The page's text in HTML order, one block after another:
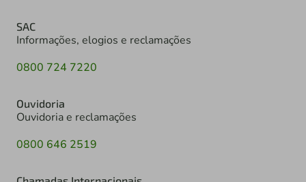
SAC
Informações, elogios e reclamações
0800 724 7220
Ouvidoria
Ouvidoria e reclamações
0800 646 2519